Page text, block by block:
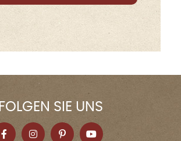
FOLGEN SIE UNS